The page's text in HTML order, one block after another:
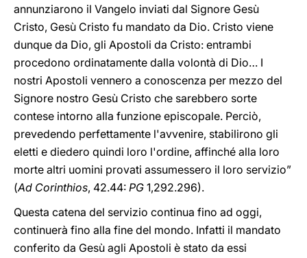
annunziarono il Vangelo inviati dal Signore Gesù
Cristo, Gesù Cristo fu mandato da Dio. Cristo viene
dunque da Dio, gli Apostoli da Cristo: entrambi
procedono ordinatamente dalla volontà di Dio… I
nostri Apostoli vennero a conoscenza per mezzo del
Signore nostro Gesù Cristo che sarebbero sorte
contese intorno alla funzione episcopale. Perciò,
prevedendo perfettamente l'avvenire, stabilirono gli
eletti e diedero quindi loro l'ordine, affinché alla loro
morte altri uomini provati assumessero il loro servizio”
(Ad Corinthios, 42.44: PG 1,292.296).
Questa catena del servizio continua fino ad oggi,
continuerà fino alla fine del mondo. Infatti il mandato
conferito da Gesù agli Apostoli è stato da essi